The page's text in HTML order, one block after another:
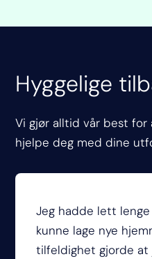
Hyggelige
Vi gjør alltid vår best for
hjelpe deg med dine
Jeg hadde lett
kunne lage nye
tilfeldighet gjorde at